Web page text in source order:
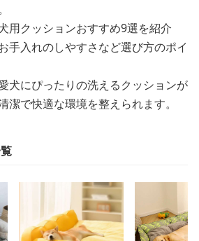
用クッションおすすめ9選を紹介
手入れのしやすさなど選び方のポイ
犬にぴったりの洗えるクッションが
潔で快適な環境を整えられます。